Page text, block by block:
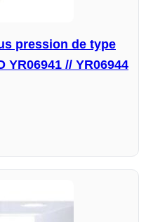
pression de type
YR06941 // YR06944